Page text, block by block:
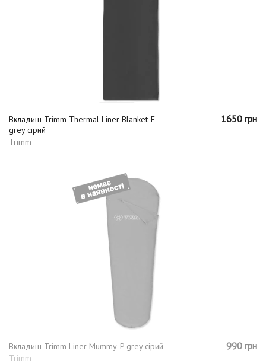
Вкладиш Trimm Thermal Liner Blanket-F
grey сірий
Trimm
1650 грн
Вкладиш Trimm Liner Mummy-P grey сірий
Trimm
990 грн